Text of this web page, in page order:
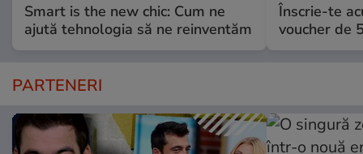
Smart is the new chic: Cum ne
ajută tehnologia să ne reinventăm
Înscrie-te
voucher de
PARTENERI